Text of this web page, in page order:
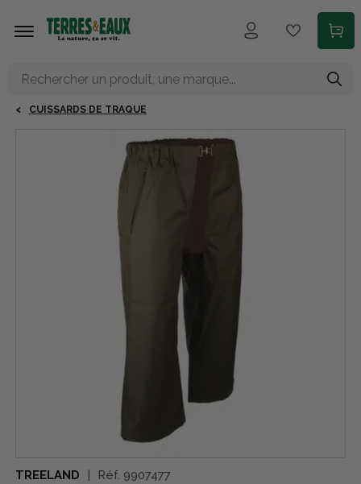
CUISSARDS DE TRAQUE
TREELAND Réf. 9907477